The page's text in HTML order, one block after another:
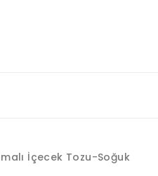
İçecek Tozu-Soğuk